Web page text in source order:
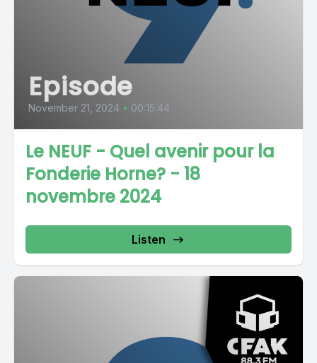
Episode
November 21, 2024 • 00:15:44
Le NEUF - Quel avenir pour la
Fonderie Horne? - 18
novembre 2024
Listen